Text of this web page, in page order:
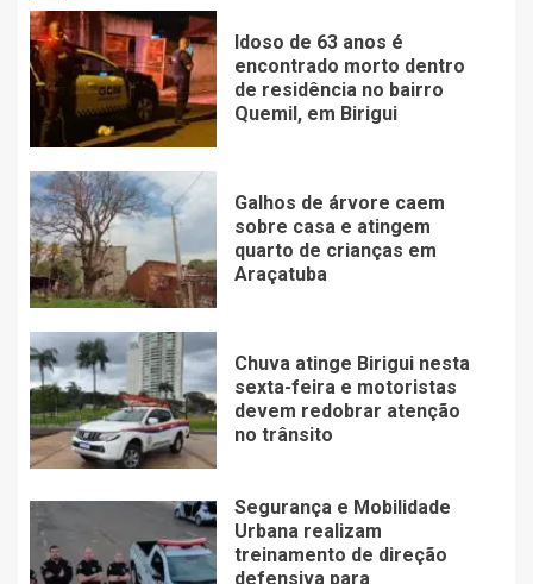
Idoso de 63 anos é
encontrado morto dentro
de residência no bairro
Quemil, em Birigui
Galhos de árvore caem
sobre casa e atingem
quarto de crianças em
Araçatuba
Chuva atinge Birigui nesta
sexta-feira e motoristas
devem redobrar atenção
no trânsito
Segurança e Mobilidade
Urbana realizam
treinamento de direção
defensiva para